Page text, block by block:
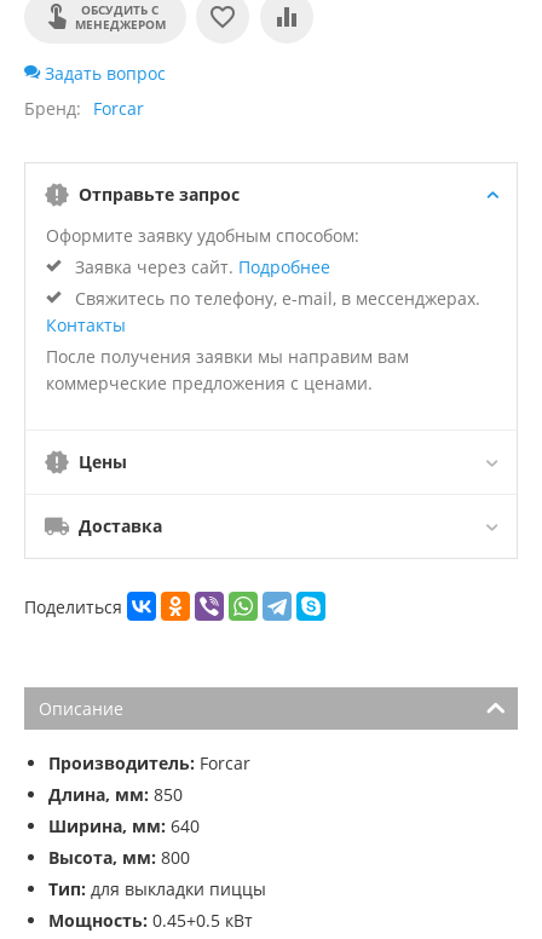
ОБСУДИТЬ С
МЕНЕДЖЕРОМ
Задать вопрос
Бренд
Forcar
Отправьте запрос
Оформите заявку удобным способом:
Заявка через сайт. Подробнее
Свяжитесь по телефону, e-mail, в мессенджерах.
Контакты
После получения заявки мы направим вам
коммерческие предложения с ценами.
Цены
Доставка
Поделиться
Описание
Производитель: Forcar
Длина, мм: 850
Ширина, мм: 640
Высота, мм: 800
Тип: для выкладки пиццы
Мощность: 0.45+0.5 кВт